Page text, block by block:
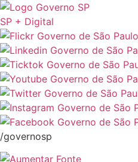
SP + Digital
/governosp